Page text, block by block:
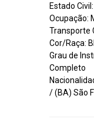
Estado
Ocupação:
Transporte
Cor/Raça:
Grau de
Completo
/ (BA) São